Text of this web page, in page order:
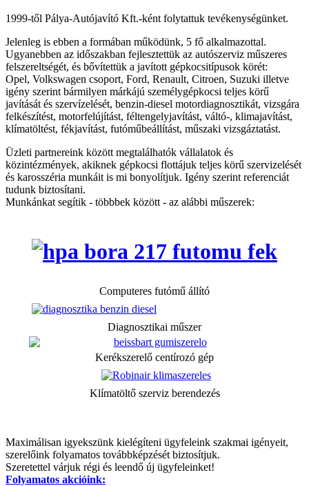
1999-től Pálya-Autójavító Kft.-ként folytattuk tevékenységünket.
Jelenleg is ebben a formában működünk, 5 fő alkalmazottal.
Ugyanebben az időszakban fejlesztettük az autószerviz műszeres
felszereltségét, és bővítettük a javított gépkocsitípusok körét:
Opel, Volkswagen csoport, Ford, Renault, Citroen, Suzuki illetve
igény szerint bármilyen márkájú személygépkocsi teljes körű
javítását és szervízelését, benzin-diesel motordiagnosztikát, vizsgára
felkészítést, motorfelújítást, féltengelyjavítást, váltó-, klimajavítást,
klímatöltést, fékjavítást, futóműbeállítást, műszaki vizsgáztatást.
Üzleti partnereink között megtalálhatók vállalatok és
közintézmények, akiknek gépkocsi flottájuk teljes körű szervizelését
és karosszéria munkáit is mi bonyolítjuk. Igény szerint referenciát
tudunk biztosítani.
Munkánkat segítik - többbek között - az alábbi műszerek:
Computeres futómű állító
Diagnosztikai műszer
Kerékszerelő centírozó gép
Klímatöltő szerviz berendezés
Maximálisan igyekszünk kielégíteni ügyfeleink szakmai igényeit,
szerelőink folyamatos továbbképzését biztosítjuk.
Szeretettel várjuk régi és leendő új ügyfeleinket!
Folyamatos akcióink: